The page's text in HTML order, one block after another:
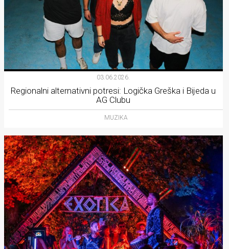
03.06.2026.
Regionalni alternativni potresi: Logička Greška i Bijeda u
AG Clubu
MUZIKA